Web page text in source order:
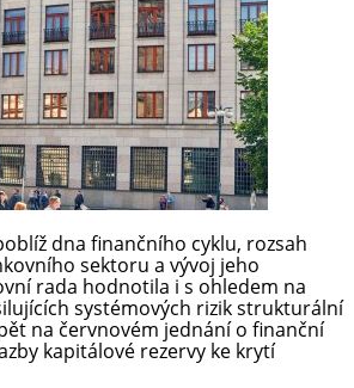
dna finančního cyklu, rozsah
sektoru a vývoj jeho
rada hodnotila i s ohledem na
systémových rizik strukturální
na červnovém jednání o finanční
kapitálové rezervy ke krytí